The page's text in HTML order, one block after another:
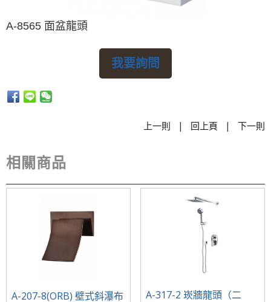
A-8565 面盆龍頭
我要詢問
上一則 | 回上頁 | 下一則
相關商品
A-207-8(ORB) 壁式斜瀑布
A-317-2 崁牆龍頭（二